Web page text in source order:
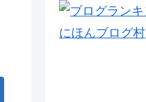
にほんブログ村